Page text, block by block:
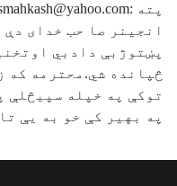
پته :smahkash@yahoo.comنيټه : 07-11-2006
انجينر صا حب خدای
پښتوژبې دادبي
څپانده شي.محترمه که
توکې په خپله سپيڅلې
په بهير کې خو به يې